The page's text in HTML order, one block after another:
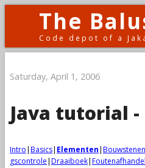
The
Code depot of a
Saturday, April 1, 2006
Java tutorial -
Intro|Basics| Elementen|Bouwstenen
gscontrole|Draaiboek|